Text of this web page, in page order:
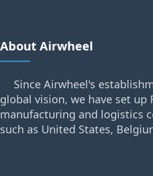
About Airwheel
Since Airwheel's
global vision, we have set up
manufacturing and logistics
such as United States,